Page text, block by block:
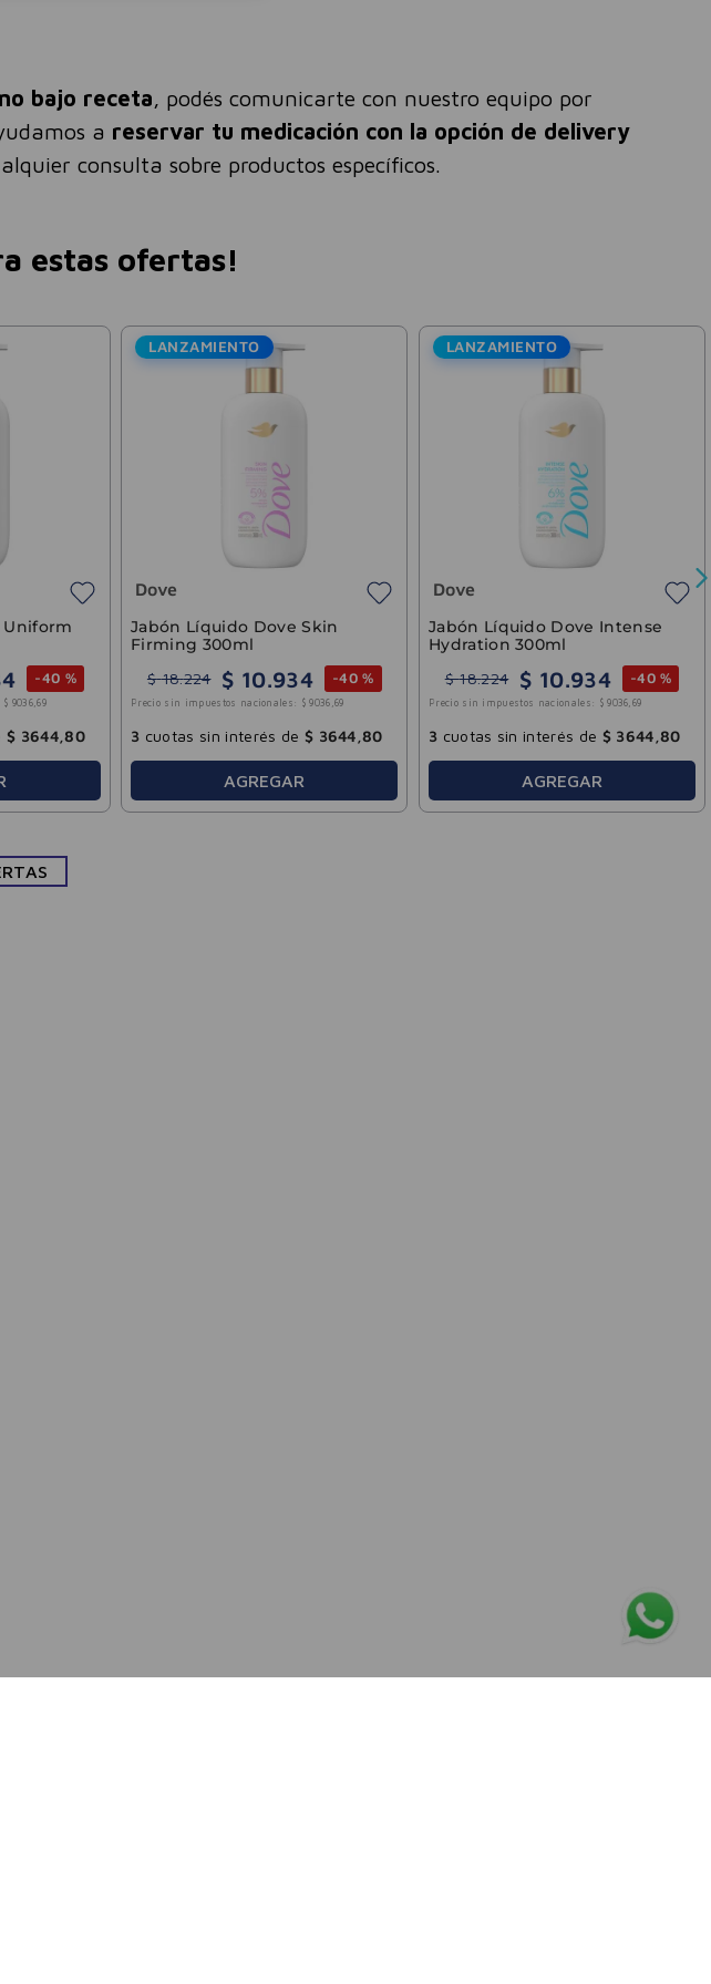
bajo receta, podés comunicarte con nuestro equipo por
a reservar tu medicación con la opción de delivery
consulta sobre productos específicos.
estas ofertas!
Uniform
-40 %
$ 9036,69
$ 3644 ,80
LANZAMIENTO
Dove
Jabón Líquido Dove Skin
Firming 300ml
$ 18.224 $ 10.934 -40 %
Precio sin impuestos nacionales: $ 9036 ,69
3 cuotas sin interés de $ 3644 ,80
AGREGAR
LANZAMIENTO
Dove
Jabón Líquido Dove Intense
Hydration 300ml
$ 18.224 $ 10.934 -40 %
Precio sin impuestos nacionales: $ 9036, 69
3 cuotas sin interés de $ 3644 80
AGREGAR